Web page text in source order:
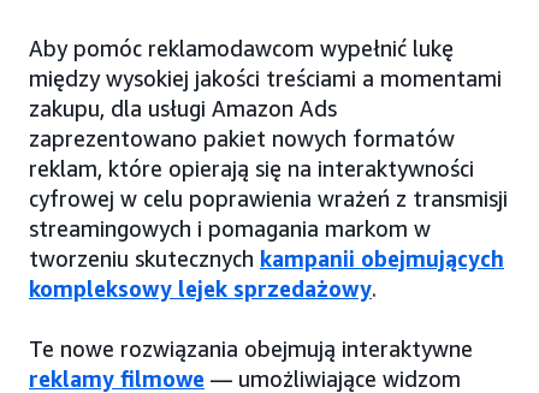
Aby pomóc reklamodawcom wypełnić lukę
między wysokiej jakości treściami a momentami
zakupu, dla usługi Amazon Ads
zaprezentowano pakiet nowych formatów
reklam, które opierają się na interaktywności
cyfrowej w celu poprawienia wrażeń z transmisji
streamingowych i pomagania markom w
tworzeniu skutecznych kampanii obejmujących
kompleksowy lejek sprzedażowy.
Te nowe rozwiązania obejmują interaktywne
reklamy filmowe — umożliwiające widzom